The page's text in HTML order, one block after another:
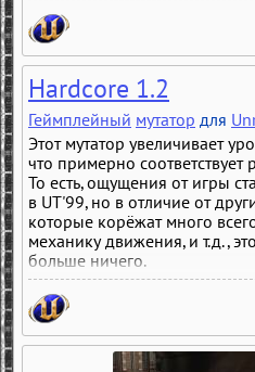
Hardcore 1.2
Геймплейный мутатор для
Этот мутатор увеличивает
что примерно
То есть, ощущения от игры
в UT'99, но в отличие от
которые корёжат много
механику движения, и т.д.,
больше ничего.